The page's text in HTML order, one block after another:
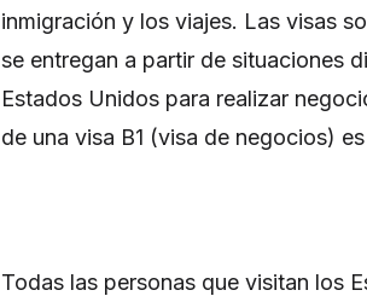
inmigración y los viajes. Las visas
se entregan a partir de situaciones
Estados Unidos para realizar
de una visa B1 (visa de negocios)
Todas las personas que visitan los